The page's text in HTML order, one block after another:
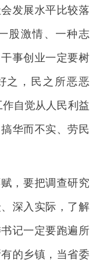
发展水平比较落
股激情、一种志
事创业一定要树
之，民之所恶恶
自觉从人民利益
华而不实、劳民
，要把调查研究
深入实际，了解
记一定要跑遍所
的乡镇，当省委